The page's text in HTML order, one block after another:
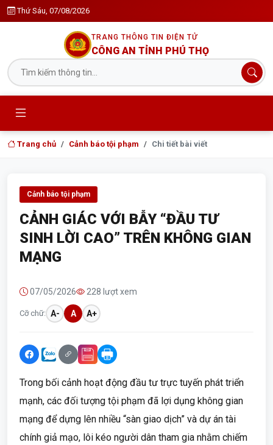
Thứ Sáu, 07/08/2026
TRANG THÔNG TIN ĐIỆN TỬ
CÔNG AN TỈNH PHÚ THỌ
Trang chủ Cảnh báo tội phạm Chi tiết bài viết
Cảnh báo tội phạm
CẢNH GIÁC VỚI BẪY “ĐẦU TƯ
SINH LỜI CAO” TRÊN KHÔNG GIAN
MẠNG
07/05/2026 228 lượt xem
Cỡ chữ: A- A A+
Trong bối cảnh hoạt động đầu tư trực tuyến phát triển
mạnh, các đối tượng tội phạm đã lợi dụng không gian
mạng để dựng lên nhiều “sàn giao dịch” và dự án tài
chính giả mạo, lôi kéo người dân tham gia nhằm chiếm